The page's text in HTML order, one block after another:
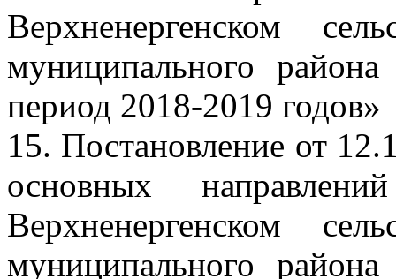
Верхненергенском
муниципального
период 2018-2019 годов»
15. Постановление от
основных
Верхненергенском
муниципального